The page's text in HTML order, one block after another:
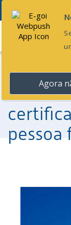
Menu
5 de janeiro de 2017
CNM
eleitos
pessoa